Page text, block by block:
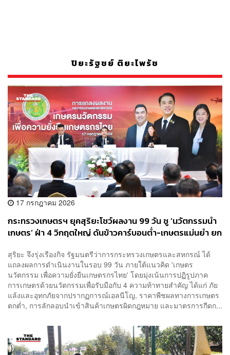
ปิยะรัฐชย์ ติยะไพรัช
17 กรกฎาคม 2026
กระทรวงเกษตรฯ ยุคสุริยะโชว์ผลงาน 99 วัน ชู ‘นวัตกรรมนำ
เกษตร’ ฝ่า 4 วิกฤตใหญ่ ดันข้าวคาร์บอนต่ำ-เกษตรแม่นยำ ยก
สุริยะ จึงรุ่งเรืองกิจ รัฐมนตรีว่าการกระทรวงเกษตรและสหกรณ์ ได้
แถลงผลการดำเนินงานในรอบ 99 วัน ภายใต้แนวคิด 'เกษตร
นวัตกรรม เพื่อความยั่งยืนเกษตรกรไทย' โดยมุ่งเน้นการปฏิรูปภาค
การเกษตรด้วยนวัตกรรมเพื่อรับมือกับ 4 ความท้าทายสำคัญ ได้แก่ ภัย
แล้งและอุทกภัยจากปรากฏการณ์เอลนีโญ, ราคาพืชผลทางการเกษตร
ตกต่ำ, การลักลอบนำเข้าสินค้าเกษตรผิดกฎหมาย และมาตรการกีดก...